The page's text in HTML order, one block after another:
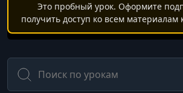
Это пробный урок. Оформите
получить доступ ко всем материалам
Поиск